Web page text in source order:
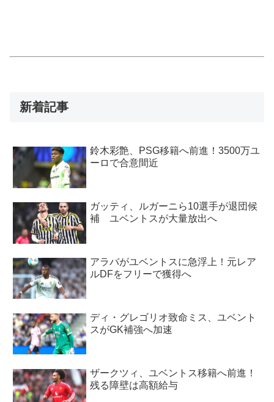
新着記事
鈴木彩艶、PSG移籍へ前進！3500万ユ
ーロで合意間近
ガッティ、ルガーニら10選手が退団候
補 ユベントスが大量放出へ
アラバがユベントスに急浮上！元レア
ルDFをフリーで獲得へ
ディ・グレゴリオ致命ミス、ユベント
スがGK補強へ加速
ザークツィ、ユベントス移籍へ前進！
残る障壁は高額給与